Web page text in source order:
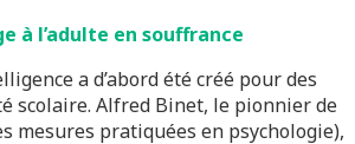
à l’adulte en souffrance
a d’abord été créé pour des
scolaire. Alfred Binet, le pionnier de
mesures pratiquées en psychologie),